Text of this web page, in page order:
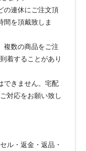
の連休にご注文頂
間を頂戴致しま
複数の商品をご注
着することがあり
できません。宅配
対応をお願い致し
ル・返金・返品・